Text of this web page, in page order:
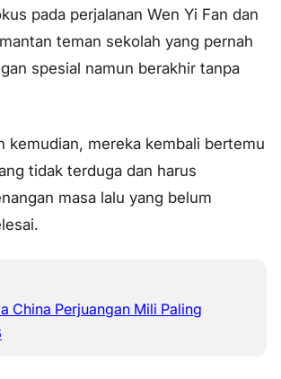
pada perjalanan Wen Yi Fan dan
teman sekolah yang pernah
spesial namun berakhir tanpa
kemudian, mereka kembali bertemu
tidak terduga dan harus
masa lalu yang belum
China Perjuangan Mili Paling